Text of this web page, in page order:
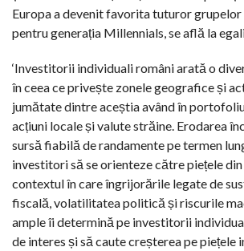
Europa a devenit favorita tuturor grupelor
pentru generația Millennials, se află la
‘Investitorii individuali români arată o
în ceea ce privește zonele geografice și
jumătate dintre aceștia având în
acțiuni locale și valute străine. Erodarea
sursă fiabilă de randamente pe termen
investitori să se orienteze către piețele
contextul în care îngrijorările legate de
fiscală, volatilitatea politică și riscurile
ample îi determină pe investitorii
de interes și să caute creșterea pe piețele